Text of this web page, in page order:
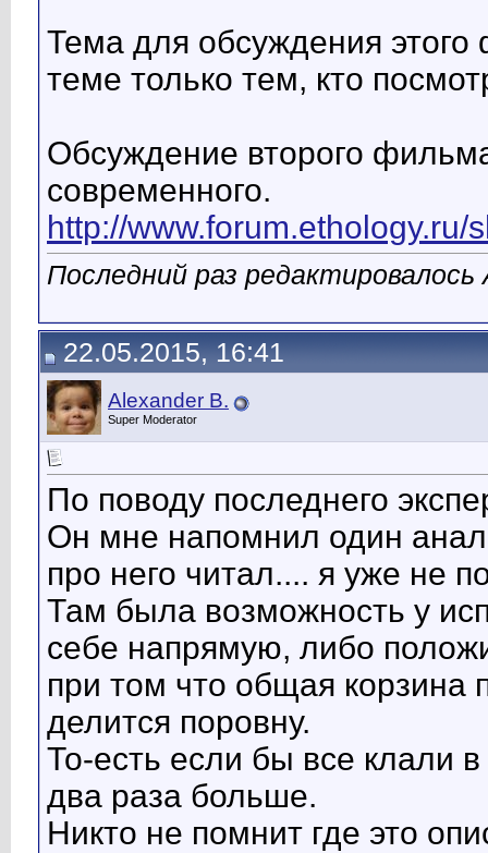
Тема для обсуждения
теме только тем, кто
Обсуждение второго
современного.
http://
Последний раз
22.05.2015, 16:41
Alexander B.
Super Moderator
По поводу последнего
Он мне напомнил один
про него читал.... я уже не
Там была возможность у
себе напрямую, либо
при том что общая корзина
делится поровну.
То-есть если бы все клали
два раза больше.
Никто не помнит где это